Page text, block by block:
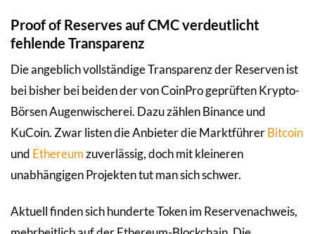
Proof of Reserves auf CMC verdeutlicht
fehlende Transparenz
Die angeblich vollständige Transparenz der Reserven ist
bei bisher bei beiden der von CoinPro geprüften Krypto-
Börsen Augenwischerei. Dazu zählen Binance und
KuCoin. Zwar listen die Anbieter die MarktführerBitcoin
und Ethereumzuverlässig, doch mit kleineren
unabhängigen Projekten tut man sich schwer.
Aktuell finden sich hunderte Token im Reservenachweis,